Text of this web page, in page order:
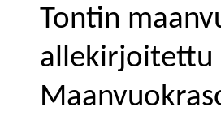
Tontin
allekirjoitettu